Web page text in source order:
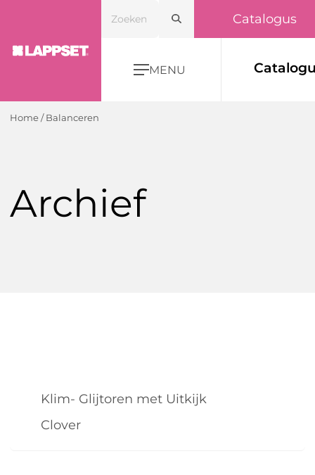
Catalogus
MENU
Home / Balanceren
Archief
Klim- Glijtoren met Uitkijk
Clover